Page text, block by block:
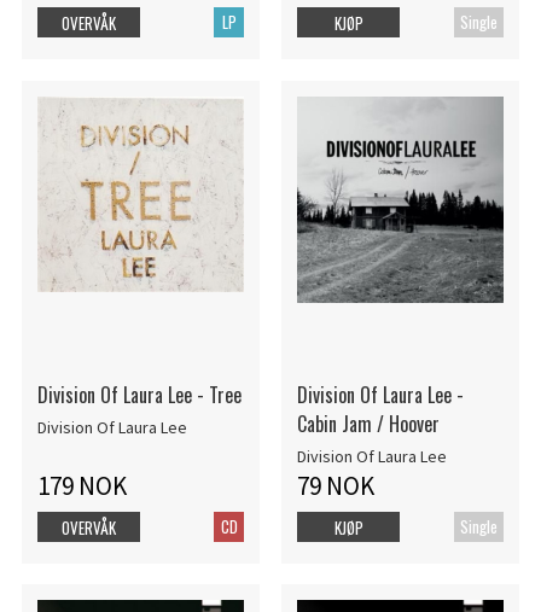
LP
OVERVÅK Single
KJØP
Division Of Laura Lee - Tree
Division Of Laura Lee
179 NOK
CD
OVERVÅK
Division Of Laura Lee -
Cabin Jam / Hoover
Division Of Laura Lee
79 NOK
Single
KJØP